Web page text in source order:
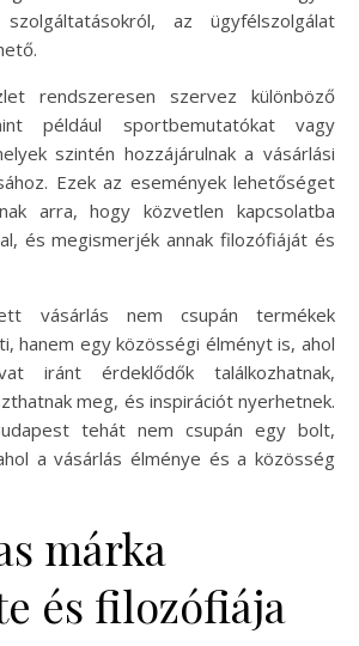
az ügyfélszolgálat
rendszeresen szervez különböző
például sportbemutatókat vagy
szintén hozzájárulnak a vásárlási
Ezek az események lehetőséget
arra, hogy közvetlen kapcsolatba
és megismerjék annak filozófiáját és
vásárlás nem csupán termékek
hanem egy közösségi élményt is, ahol
iránt érdeklődők találkozhatnak,
meg, és inspirációt nyerhetnek.
tehát nem csupán egy bolt,
a vásárlás élménye és a közösség
márka
és filozófiája